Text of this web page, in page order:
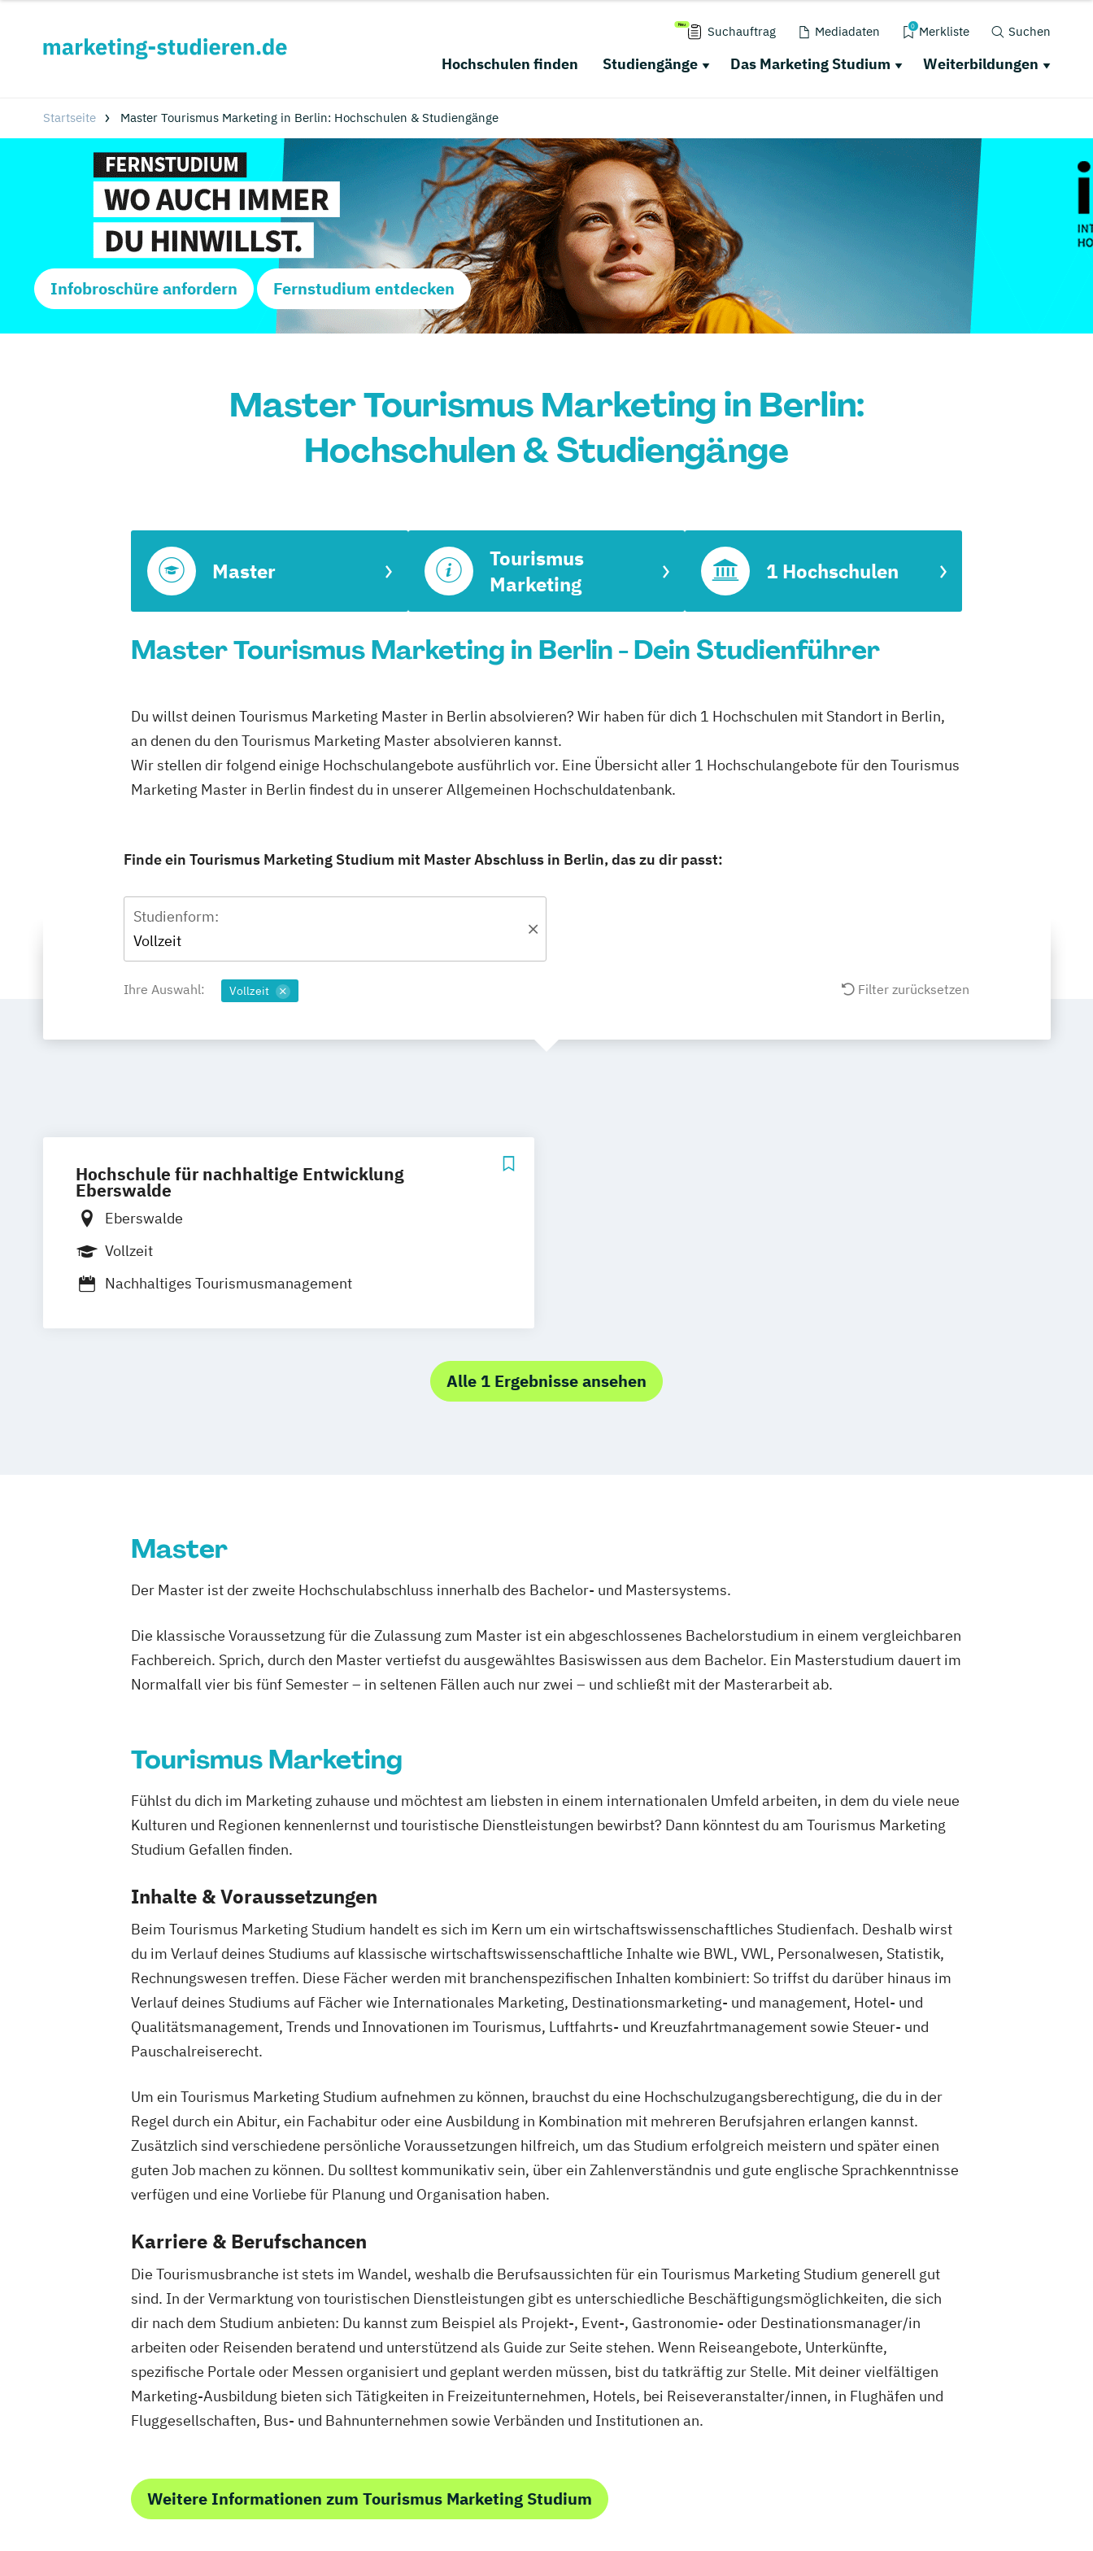
Suchauftrag Mediadaten 0 Merkliste Suchen
Hochschulen finden Studiengänge Das Marketing Studium Weiterbildungen
Startseite Master Tourismus Marketing in Berlin: Hochschulen & Studiengänge
Infobroschüre anfordern Fernstudium entdecken
Master Tourismus Marketing in Berlin:
Hochschulen & Studiengänge
Master
Tourismus
Marketing
1 Hochschulen
Master Tourismus Marketing in Berlin - Dein Studienführer
Du willst deinen Tourismus Marketing Master in Berlin absolvieren? Wir haben für dich 1 Hochschulen mit Standort in Berlin,
an denen du den Tourismus Marketing Master absolvieren kannst.
Wir stellen dir folgend einige Hochschulangebote ausführlich vor. Eine Übersicht aller 1 Hochschulangebote für den Tourismus
Marketing Master in Berlin findest du in unserer Allgemeinen Hochschuldatenbank.
Finde ein Tourismus Marketing Studium mit Master Abschluss in Berlin, das zu dir passt:
Studienform:
Vollzeit
Ihre Auswahl: Vollzeit Filter zurücksetzen
Hochschule für nachhaltige Entwicklung
Eberswalde
Eberswalde
Vollzeit
Nachhaltiges Tourismusmanagement
Alle 1 Ergebnisse ansehen
Master
Der Master ist der zweite Hochschulabschluss innerhalb des Bachelor- und Mastersystems.
Die klassische Voraussetzung für die Zulassung zum Master ist ein abgeschlossenes Bachelorstudium in einem vergleichbaren
Fachbereich. Sprich, durch den Master vertiefst du ausgewähltes Basiswissen aus dem Bachelor. Ein Masterstudium dauert im
Normalfall vier bis fünf Semester – in seltenen Fällen auch nur zwei – und schließt mit der Masterarbeit ab.
Tourismus Marketing
Fühlst du dich im Marketing zuhause und möchtest am liebsten in einem internationalen Umfeld arbeiten, in dem du viele neue
Kulturen und Regionen kennenlernst und touristische Dienstleistungen bewirbst? Dann könntest du am Tourismus Marketing
Studium Gefallen finden.
Inhalte & Voraussetzungen
Beim Tourismus Marketing Studium handelt es sich im Kern um ein wirtschaftswissenschaftliches Studienfach. Deshalb wirst
du im Verlauf deines Studiums auf klassische wirtschaftswissenschaftliche Inhalte wie BWL, VWL, Personalwesen, Statistik,
Rechnungswesen treffen. Diese Fächer werden mit branchenspezifischen Inhalten kombiniert: So triffst du darüber hinaus im
Verlauf deines Studiums auf Fächer wie Internationales Marketing, Destinationsmarketing- und management, Hotel- und
Qualitätsmanagement, Trends und Innovationen im Tourismus, Luftfahrts- und Kreuzfahrtmanagement sowie Steuer- und
Pauschalreiserecht.
Um ein Tourismus Marketing Studium aufnehmen zu können, brauchst du eine Hochschulzugangsberechtigung, die du in der
Regel durch ein Abitur, ein Fachabitur oder eine Ausbildung in Kombination mit mehreren Berufsjahren erlangen kannst.
Zusätzlich sind verschiedene persönliche Voraussetzungen hilfreich, um das Studium erfolgreich meistern und später einen
guten Job machen zu können. Du solltest kommunikativ sein, über ein Zahlenverständnis und gute englische Sprachkenntnisse
verfügen und eine Vorliebe für Planung und Organisation haben.
Karriere & Berufschancen
Die Tourismusbranche ist stets im Wandel, weshalb die Berufsaussichten für ein Tourismus Marketing Studium generell gut
sind. In der Vermarktung von touristischen Dienstleistungen gibt es unterschiedliche Beschäftigungsmöglichkeiten, die sich
dir nach dem Studium anbieten: Du kannst zum Beispiel als Projekt-, Event-, Gastronomie- oder Destinationsmanager/in
arbeiten oder Reisenden beratend und unterstützend als Guide zur Seite stehen. Wenn Reiseangebote, Unterkünfte,
spezifische Portale oder Messen organisiert und geplant werden müssen, bist du tatkräftig zur Stelle. Mit deiner vielfältigen
Marketing-Ausbildung bieten sich Tätigkeiten in Freizeitunternehmen, Hotels, bei Reiseveranstalter/innen, in Flughäfen und
Fluggesellschaften, Bus- und Bahnunternehmen sowie Verbänden und Institutionen an.
Weitere Informationen zum Tourismus Marketing Studium